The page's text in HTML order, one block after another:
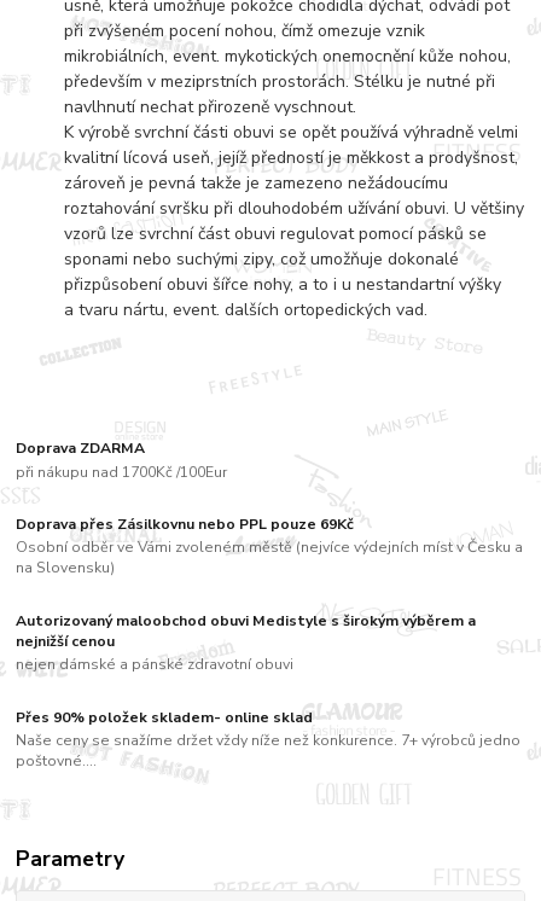
Doprava ZDARMA
při nákupu nad 1700Kč /100Eur
Doprava přes Zásilkovnu nebo PPL pouze 69Kč
Osobní odběr ve Vámi zvoleném městě (nejvíce výdejních míst v Česku a
na Slovensku)
Autorizovaný maloobchod obuvi Medistyle s širokým výběrem a
nejnižší cenou
nejen dámské a pánské zdravotní obuvi
Přes 90% položek skladem- online sklad
Naše ceny se snažíme držet vždy níže než konkurence. 7+ výrobců jedno
poštovné....
usně, která umožňuje pokožce chodidla dýchat, odvádí pot
při zvýšeném pocení nohou, čímž omezuje vznik
mikrobiálních, event. mykotických onemocnění kůže nohou,
především v meziprstních prostorách. Stélku je nutné při
navlhnutí nechat přirozeně vyschnout.
K výrobě svrchní části obuvi se opět používá výhradně velmi
kvalitní lícová useň, jejíž předností je měkkost a prodyšnost,
zároveň je pevná takže je zamezeno nežádoucímu
roztahování svršku při dlouhodobém užívání obuvi. U většiny
vzorů lze svrchní část obuvi regulovat pomocí pásků se
sponami nebo suchými zipy, což umožňuje dokonalé
přizpůsobení obuvi šířce nohy, a to i u nestandartní výšky
a tvaru nártu, event. dalších ortopedických vad.
Parametry